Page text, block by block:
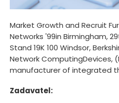
Market Growth and Recruit
Networks '99in Birmingham,
Stand 19K 100 Windsor,
Network ComputingDevices,
manufacturer of integrated
Zadavatel: